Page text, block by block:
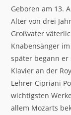
Geboren am 13.
Alter von drei
Großvater
Knabensänger im
später begann er
Klavier an der
Lehrer Cipriani
wichtigsten
allem Mozarts